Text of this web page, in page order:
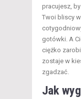
pracujesz,
Twoi bliscy
gotówki. A
ciężko
zostaje w
zgadzać.
Jak